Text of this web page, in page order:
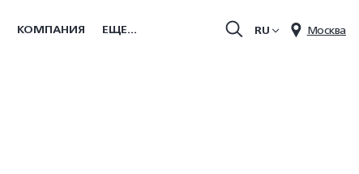
Москва
RU
КОМПАНИЯ ЕЩЕ...